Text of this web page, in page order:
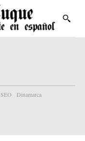
SEO
Dinamarca